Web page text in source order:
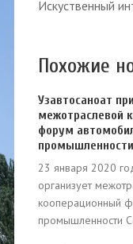
Искуственный
Похожие
Узавтосаноат
межотраслевой
форум
23 января 2020
организует
кооперационный
промышленности